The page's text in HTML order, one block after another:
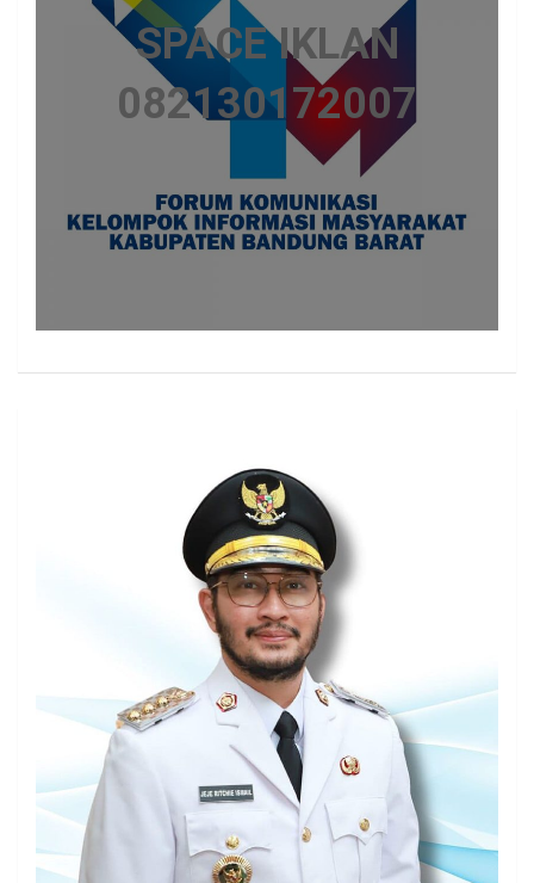
SPACE IKLAN
082130172007